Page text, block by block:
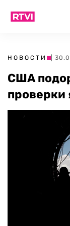
НОВОСТИ |
США
проверки